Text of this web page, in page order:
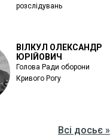
розслідувань
ВІЛКУЛ ОЛЕКСАНДР
ЮРІЙОВИЧ
Голова Ради оборони
Кривого Рогу
Всі досьє »